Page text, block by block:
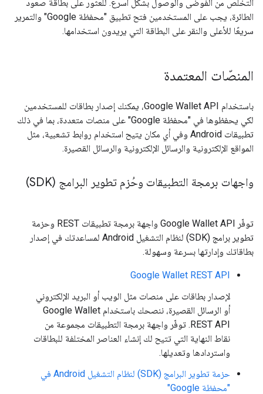
التخلص من الفوضى والوصول بشكل أسرع. للعثور على بطاقة صعود
الطائرة، يجب على المستخدمين فتح تطبيق "محفظة Google" والتمرير
سريعًا للأعلى والنقر على البطاقة التي يريدون استخدامها.
المنصّات المعتمدة
باستخدام Google Wallet API، يمكنك إصدار بطاقات للمستخدمين
لكي يحفظوها في "محفظة Google" على منصات متعددة، بما في ذلك
تطبيقات Android وفي أي مكان يتيح استخدام روابط تشعبية، مثل
المواقع الإلكترونية والرسائل الإلكترونية والرسائل القصيرة.
واجهات برمجة التطبيقات وحُزم تطوير البرامج (SDK)
توفّر Google Wallet API واجهة برمجة تطبيقات REST وحزمة
تطوير برامج (SDK) لنظام التشغيل Android لمساعدتك في إصدار
بطاقاتك وإدارتها بسرعة وسهولة.
Google Wallet REST API
لإصدار بطاقات على منصات مثل الويب أو البريد الإلكتروني
أو الرسائل القصيرة، ننصحك باستخدام Google Wallet
REST API. توفّر واجهة برمجة التطبيقات مجموعة من
نقاط النهاية التي تتيح لك إنشاء العناصر المختلفة للبطاقات
واستردادها وتعديلها.
حزمة تطوير البرامج (SDK) لنظام التشغيل Android في
"محفظة Google"